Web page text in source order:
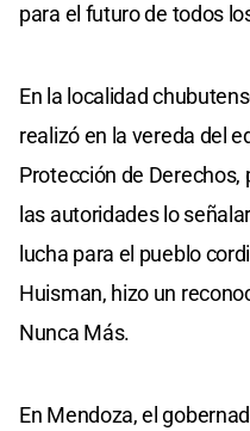
para el futuro de todos
En la localidad
realizó en la vereda del
Protección de
las autoridades lo
lucha para el pueblo
Huisman, hizo un
Nunca Más.
En Mendoza, el